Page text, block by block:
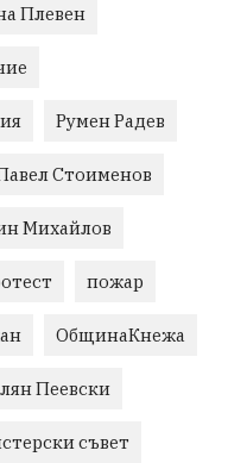
Плевен
Румен Радев
Стоименов
Михайлов
пожар
ОбщинаКнежа
Пеевски
съвет